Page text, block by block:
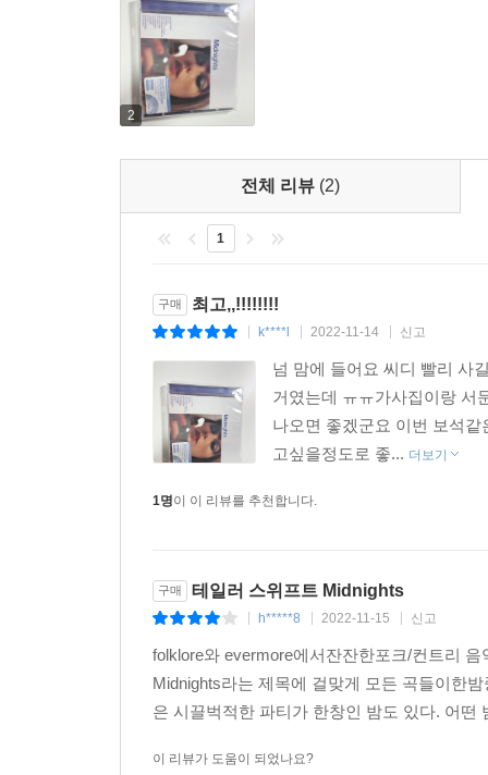
2
전체 리뷰 (2)
1
구매 최고,,!!!!!!!!
k****l 2022-11-14 신고
넘 맘에 들어요 씨디 빨리 사
거였는데 ㅠㅠ가사집이랑 서
나오면 좋겠군요 이번 보석
고싶을정도로 좋... 더보기
1명이 이 리뷰를 추천합니다.
구매 테일러 스위프트 Midnights
h*****8 2022-11-15 신고
folklore와 evermore에서잔잔한포크/컨트리
Midnights라는 제목에 걸맞게 모든 곡들이한
은 시끌벅적한 파티가 한창인 밤도 있다. 어
이 리뷰가 도움이 되었나요?